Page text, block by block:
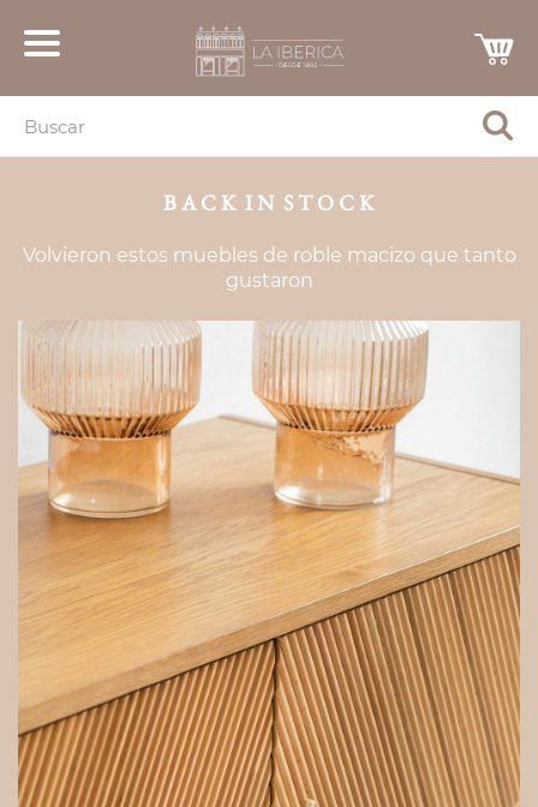
B A C K I N S T O C K
Volvieron estos muebles de roble macizo que tanto
gustaron